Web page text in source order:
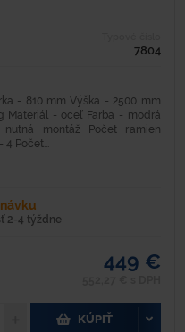
7804
- 810 mm Výška - 2500 mm
Materiál - oceľ Farba - modrá
montáž Počet ramien
4 Počet...
2-4 týždne
449 €
KÚPIŤ